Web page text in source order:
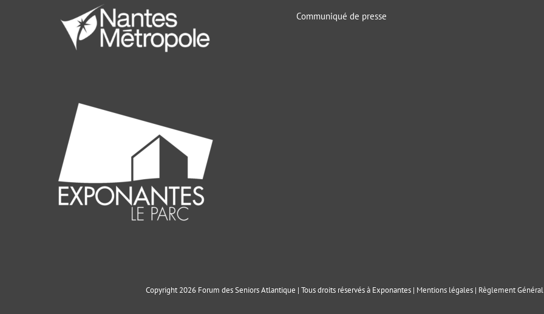
Communiqué de presse
Copyright 2026 Forum des Seniors Atlantique | Tous droits réservés à Exponantes | Mentions légales | Règlement